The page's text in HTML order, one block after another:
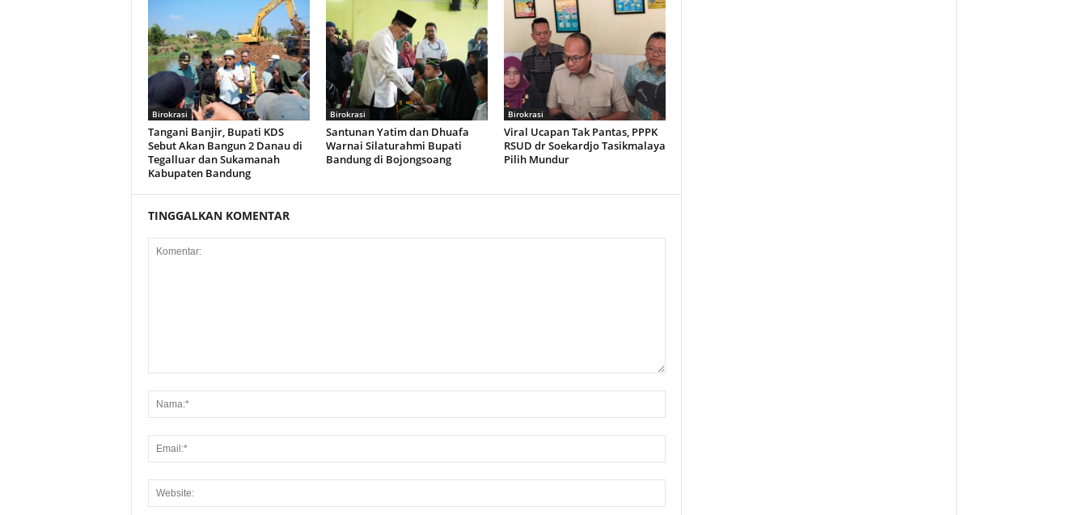
Birokrasi
Tangani Banjir, Bupati KDS
Sebut Akan Bangun 2 Danau di
Tegalluar dan Sukamanah
Kabupaten Bandung
Birokrasi
Santunan Yatim dan Dhuafa
Warnai Silaturahmi Bupati
Bandung di Bojongsoang
Birokrasi
Viral Ucapan Tak Pantas, PPPK
RSUD dr Soekardjo Tasikmalaya
Pilih Mundur
TINGGALKAN KOMENTAR